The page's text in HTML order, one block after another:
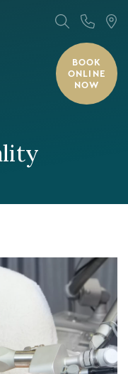
BOOK
ONLINE
NOW